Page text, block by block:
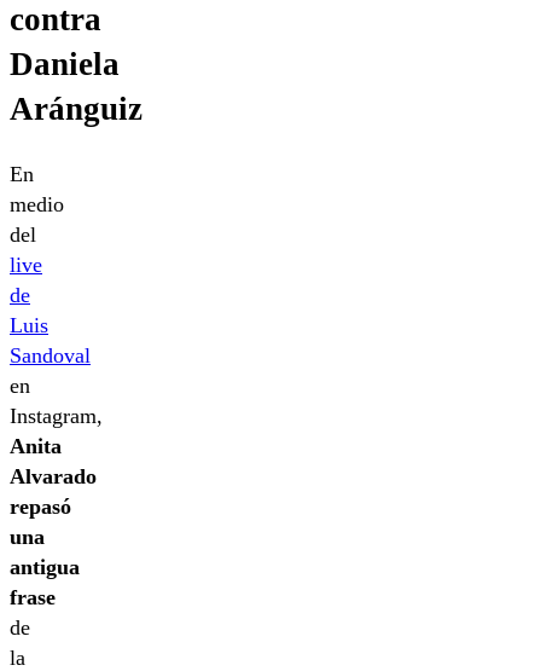
contra
Daniela
Aránguiz
En
medio
del
live
de
Luis
Sandoval
en
Instagram,
Anita
Alvarado
repasó
una
antigua
frase
de
la